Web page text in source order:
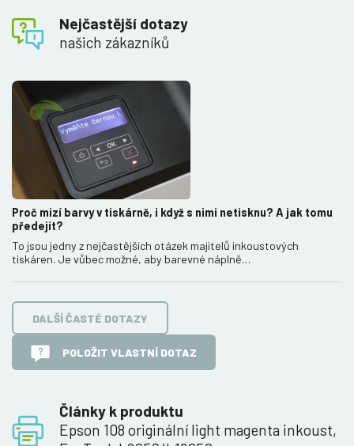
Nejčastější dotazy
našich zákazníků
Články k produktu
Epson 108 originální light magenta inkoust,
Proč mizí barvy v tiskárně, i když s nimi netisknu? A jak tomu
předejít?
To jsou jedny z nejčastějších otázek majitelů inkoustových
tiskáren. Je vůbec možné, aby barevné náplně…
DALŠÍ ČASTÉ DOTAZY
POLOŽIT VLASTNÍ DOTAZ